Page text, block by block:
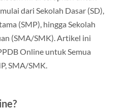
dari Sekolah Dasar (SD),
(SMP), hingga Sekolah
(SMA/SMK). Artikel ini
Online untuk Semua
SMA/SMK.